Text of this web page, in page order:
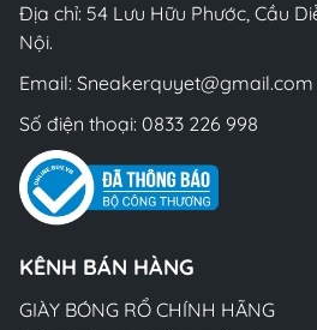
Địa chỉ: 54 Lưu Hữu Phước, Cầu
Nội.
Email: Sneakerquyet@gmail.com
Số điện thoại: 0833 226 998
KÊNH BÁN HÀNG
GIÀY BÓNG RỔ CHÍNH HÃNG